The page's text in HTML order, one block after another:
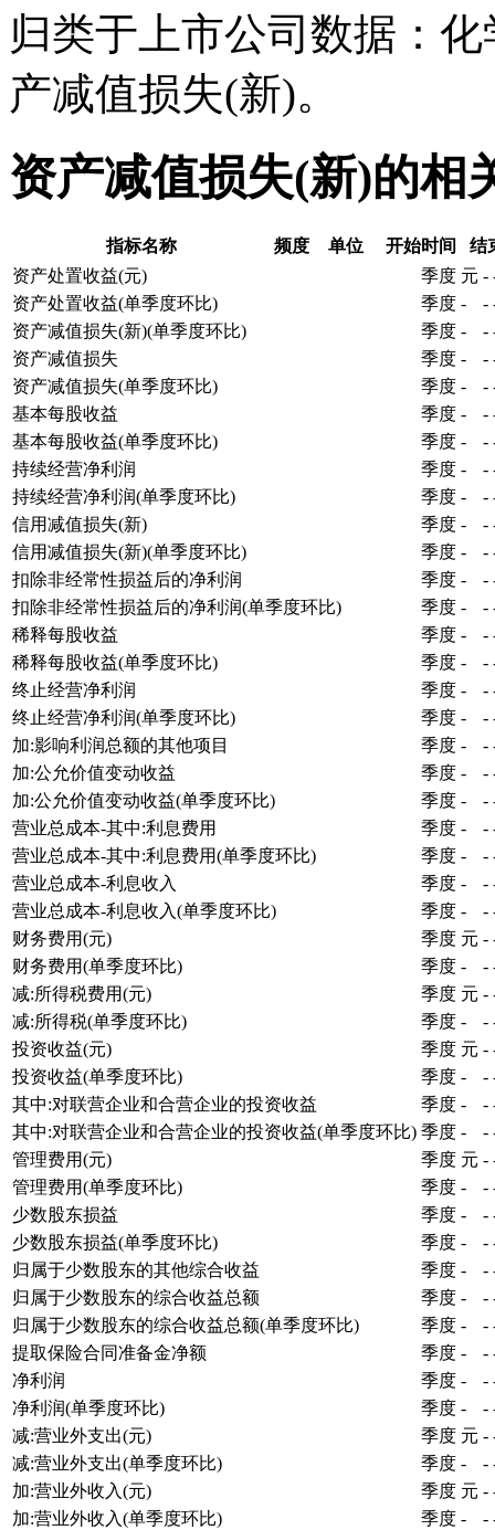
归类于上市公司数据：
产减值损失(新)。
资产减值损失(新)的相
指标名称 频度 单位 开始时间
结
资产处置收益(元)
季度 元 -
资产处置收益(单季度环比)
季度 - -
资产减值损失(新)(单季度环比)
季度 - -
资产减值损失
季度 - -
资产减值损失(单季度环比)
季度 - -
基本每股收益
季度 - -
基本每股收益(单季度环比)
季度 - -
持续经营净利润
季度 - -
持续经营净利润(单季度环比)
季度 - -
信用减值损失(新)
季度 - -
信用减值损失(新)(单季度环比)
季度 - -
扣除非经常性损益后的净利润
季度 - -
扣除非经常性损益后的净利润(单季度环比)
季度 - -
稀释每股收益
季度 - -
稀释每股收益(单季度环比)
季度 - -
终止经营净利润
季度 - -
终止经营净利润(单季度环比)
季度 - -
加:影响利润总额的其他项目
季度 - -
加:公允价值变动收益
季度 - -
加:公允价值变动收益(单季度环比)
季度 - -
营业总成本-其中:利息费用
季度 - -
营业总成本-其中:利息费用(单季度环比)
季度 - -
营业总成本-利息收入
季度 - -
营业总成本-利息收入(单季度环比)
季度 - -
财务费用(元)
季度 元 -
财务费用(单季度环比)
季度 - -
减:所得税费用(元)
季度 元 -
减:所得税(单季度环比)
季度 - -
投资收益(元)
季度 元 -
投资收益(单季度环比)
季度 - -
其中:对联营企业和合营企业的投资收益
季度 - -
其中:对联营企业和合营企业的投资收益(单季度环比) 季度 - -
管理费用(元)
季度 元 -
管理费用(单季度环比)
季度 - -
少数股东损益
季度 - -
少数股东损益(单季度环比)
季度 - -
归属于少数股东的其他综合收益
季度 - -
归属于少数股东的综合收益总额
季度 - -
归属于少数股东的综合收益总额(单季度环比)
季度 - -
提取保险合同准备金净额
季度 - -
净利润
季度 - -
净利润(单季度环比)
季度 - -
减:营业外支出(元)
季度 元 -
减:营业外支出(单季度环比)
季度 - -
加:营业外收入(元)
季度 元 -
加:营业外收入(单季度环比)
季度 - -